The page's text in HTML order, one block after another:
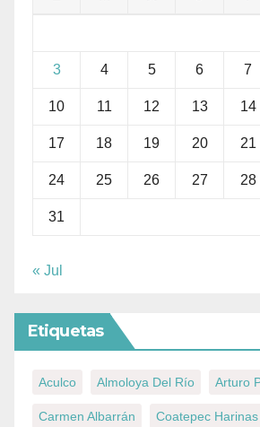
3 4 5 6 7
10 11 12 13 14
17 18 19 20 21
24 25 26 27 28
31
« Jul
Etiquetas
Aculco Almoloya Del Río Arturo
Carmen Albarrán Coatepec Harinas